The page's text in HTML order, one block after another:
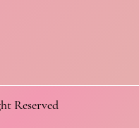
Reserved